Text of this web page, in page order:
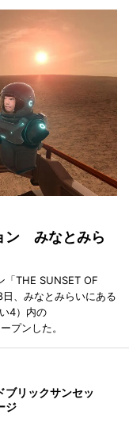
ン みなとみら
「THE SUNSET OF
、みなとみらいにある
4）内の
プンした。
ブリックサンセッ
ジ